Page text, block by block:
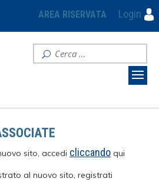
AREA RISERVATA Login
sito, accedi cliccando qui
al nuovo sito, registrati